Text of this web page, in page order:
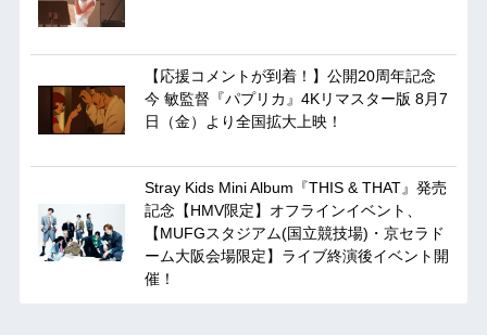
【応援コメントが到着！】公開20周年記念
今 敏監督『パプリカ』4Kリマスター版 8月7
日（金）より全国拡大上映！
Stray Kids Mini Album『THIS & THAT』発売
記念【HMV限定】オフラインイベント、
【MUFGスタジアム(国立競技場)・京セラド
ーム大阪会場限定】ライブ終演後イベント開
催！